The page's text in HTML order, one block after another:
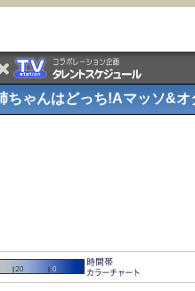
ちゃんはどっち!Aマッソ&